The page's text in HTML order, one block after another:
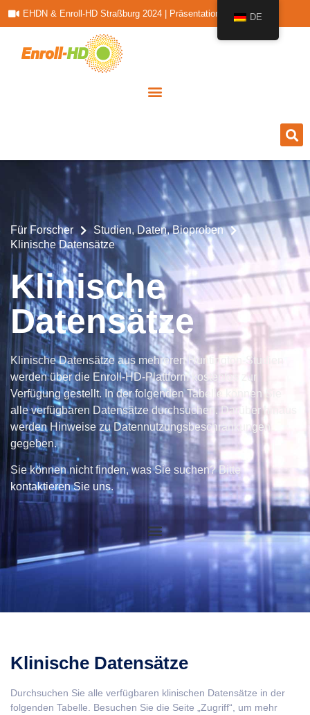
EHDN & Enroll-HD Straßburg 2024 | Präsentationen
Für Forscher
Studien, Daten, Bioproben
Klinische Datensätze
Klinische
Datensätze
Klinische Datensätze aus mehreren Huntington-Studien
werden über die Enroll-HD-Plattform kostenlos zur
Verfügung gestellt. In der folgenden Tabelle können Sie
alle verfügbaren Datensätze durchsuchen. Darüber hinaus
werden Hinweise zu Datennutzungsbeschränkungen
gegeben.
Sie können nicht finden, was Sie suchen? Bitte
kontaktieren Sie uns.
Klinische Datensätze
Durchsuchen Sie alle verfügbaren klinischen Datensätze in der
folgenden Tabelle. Besuchen Sie die Seite „Zugriff“, um mehr
DE